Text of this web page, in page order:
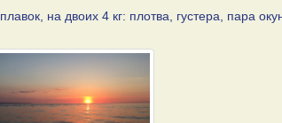
на двоих 4 кг: плотва, густера, пара